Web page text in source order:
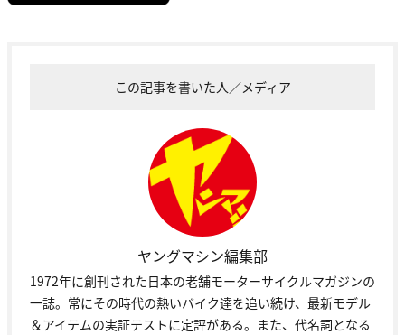
この記事を書いた人／メディア
ヤングマシン編集部
1972年に創刊された日本の老舗モーターサイクルマガジンの
一誌。常にその時代の熱いバイク達を追い続け、最新モデル
＆アイテムの実証テストに定評がある。また、代名詞となる